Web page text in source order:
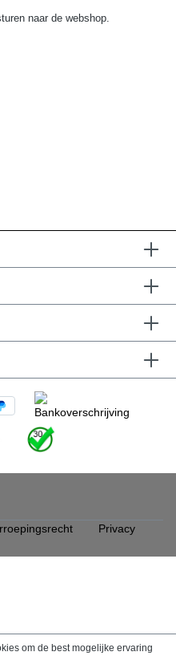
naar de webshop.
Privacy
om de best mogelijke ervaring